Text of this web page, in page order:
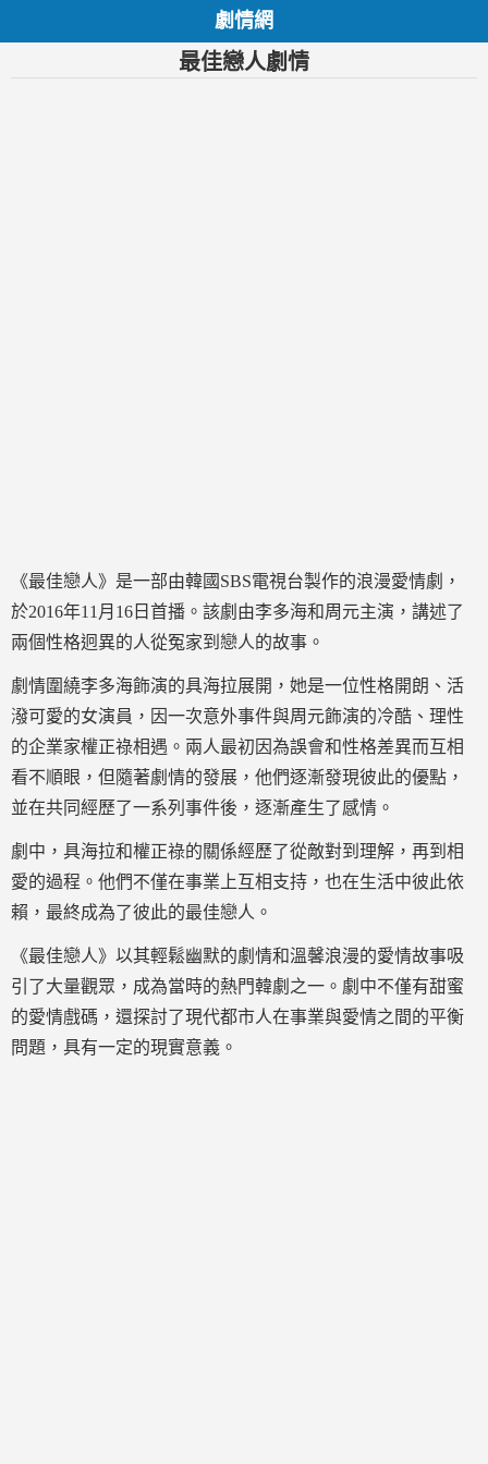
劇情網
最佳戀人劇情
《最佳戀人》是一部由韓國SBS電視台製作的浪漫愛情劇，
於2016年11月16日首播。該劇由李多海和周元主演，講述了
兩個性格迥異的人從冤家到戀人的故事。
劇情圍繞李多海飾演的具海拉展開，她是一位性格開朗、活
潑可愛的女演員，因一次意外事件與周元飾演的冷酷、理性
的企業家權正祿相遇。兩人最初因為誤會和性格差異而互相
看不順眼，但隨著劇情的發展，他們逐漸發現彼此的優點，
並在共同經歷了一系列事件後，逐漸產生了感情。
劇中，具海拉和權正祿的關係經歷了從敵對到理解，再到相
愛的過程。他們不僅在事業上互相支持，也在生活中彼此依
賴，最終成為了彼此的最佳戀人。
《最佳戀人》以其輕鬆幽默的劇情和溫馨浪漫的愛情故事吸
引了大量觀眾，成為當時的熱門韓劇之一。劇中不僅有甜蜜
的愛情戲碼，還探討了現代都市人在事業與愛情之間的平衡
問題，具有一定的現實意義。